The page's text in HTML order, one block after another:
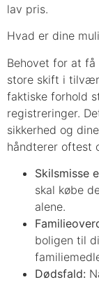
lav pris.
Hvad er dine
Behovet for at
store skift i
faktiske forhold
registreringer.
sikkerhed og
håndterer oftest
Skilsmisse
skal købe
alene.
boligen til
Dødsfald: